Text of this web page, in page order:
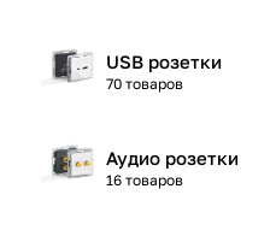
USB розетки
70 товаров
Аудио розетки
16 товаров